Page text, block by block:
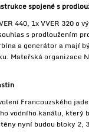
spojené s
440, 1x VVER 320
s prodloužením
a generátor a mají
Mateřská organizace
Francouzského
vodního kanálu,
nyní budou bloky